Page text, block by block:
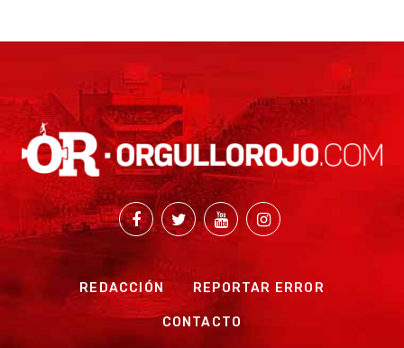
REDACCIÓN REPORTAR ERROR
CONTACTO